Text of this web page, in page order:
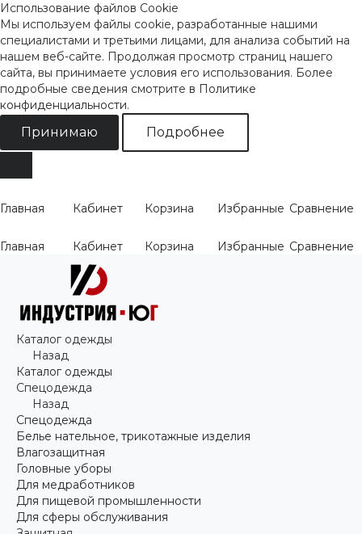
Использование файлов Cookie
Мы используем файлы cookie, разработанные нашими
специалистами и третьими лицами, для анализа событий на
нашем веб-сайте. Продолжая просмотр страниц нашего
сайта, вы принимаете условия его использования. Более
подробные сведения смотрите в Политике
конфиденциальности.
Принимаю Подробнее
Главная Кабинет Корзина Избранные Сравнение
Главная Кабинет Корзина Избранные Сравнение
Каталог одежды
Назад
Каталог одежды
Спецодежда
Назад
Спецодежда
Белье нательное, трикотажные изделия
Влагозащитная
Головные уборы
Для медработников
Для пищевой промышленности
Для сферы обслуживания